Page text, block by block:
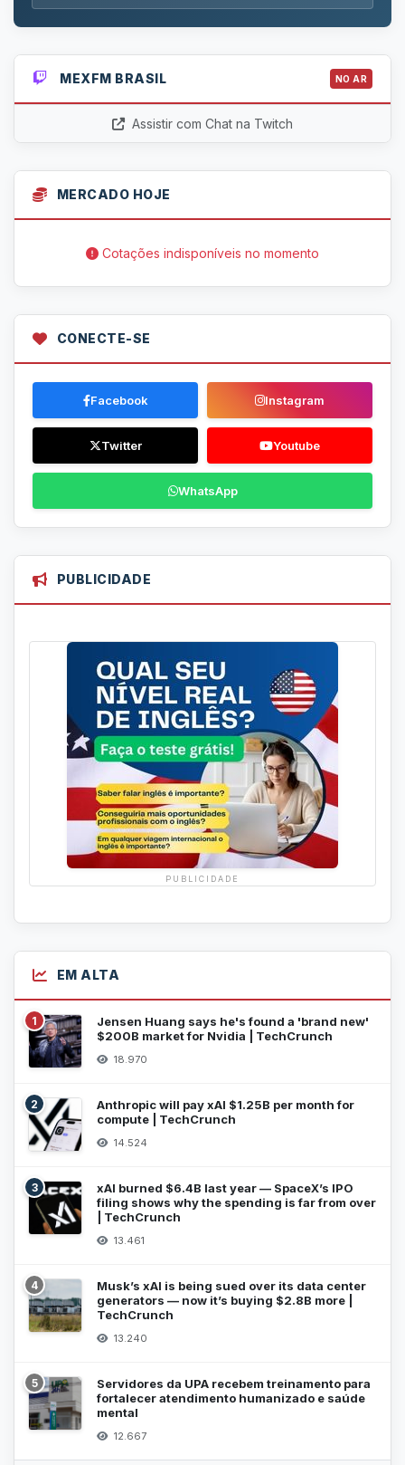
MEXFM BRASIL NO AR
Assistir com Chat na Twitch
MERCADO HOJE
Cotações indisponíveis no momento
CONECTE-SE
Facebook Instagram
Twitter Youtube
WhatsApp
PUBLICIDADE
PUBLICIDADE
EM ALTA
1
Jensen Huang says he's found a 'brand new'
$200B market for Nvidia | TechCrunch
18.970
2
Anthropic will pay xAI $1.25B per month for
compute | TechCrunch
14.524
3
xAI burned $6.4B last year — SpaceX’s IPO
filing shows why the spending is far from over
| TechCrunch
13.461
4
Musk’s xAI is being sued over its data center
generators — now it’s buying $2.8B more |
TechCrunch
13.240
5
Servidores da UPA recebem treinamento para
fortalecer atendimento humanizado e saúde
mental
12.667